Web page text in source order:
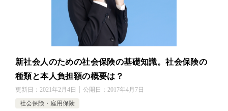
新社会人のための社会保険の基礎知識。社会保険の
種類と本人負担額の概要は？
更新日： 2021年2月4日 公開日： 2017年4月7日
社会保険・雇用保険